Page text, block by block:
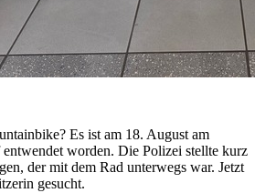
Es ist am 18. August am
worden. Die Polizei stellte kurz
der mit dem Rad unterwegs war. Jetzt
gesucht.